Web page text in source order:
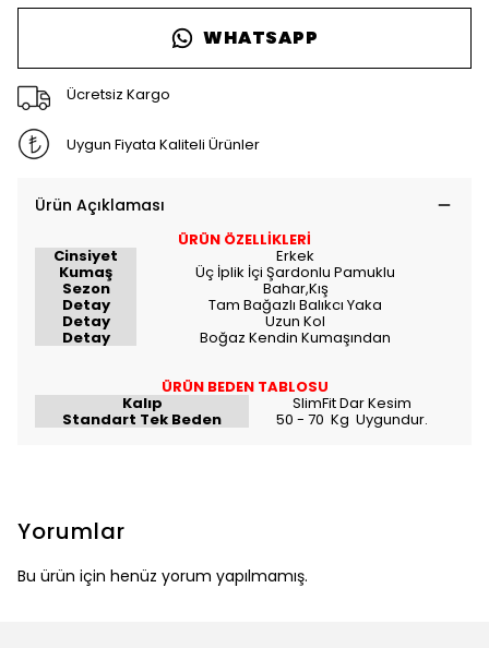
WHATSAPP
Ücretsiz Kargo
Uygun Fiyata Kaliteli Ürünler
Ürün Açıklaması
ÜRÜN ÖZELLİKLERİ
Cinsiyet Erkek
Kumaş Üç İplik İçi Şardonlu Pamuklu
Sezon Bahar,Kış
Detay Tam Bağazlı Balıkcı Yaka
Detay Uzun Kol
Detay Boğaz Kendin Kumaşından
ÜRÜN BEDEN TABLOSU
Kalıp SlimFit Dar Kesim
Standart Tek Beden 50 - 70 Kg Uygundur.
Yorumlar
Bu ürün için henüz yorum yapılmamış.